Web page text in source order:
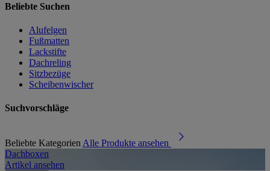
Beliebte Suchen
Alufelgen
Fußmatten
Lackstifte
Dachreling
Sitzbezüge
Scheibenwischer
Suchvorschläge
Beliebte Kategorien Alle Produkte ansehen
Dachboxen
Artikel ansehen